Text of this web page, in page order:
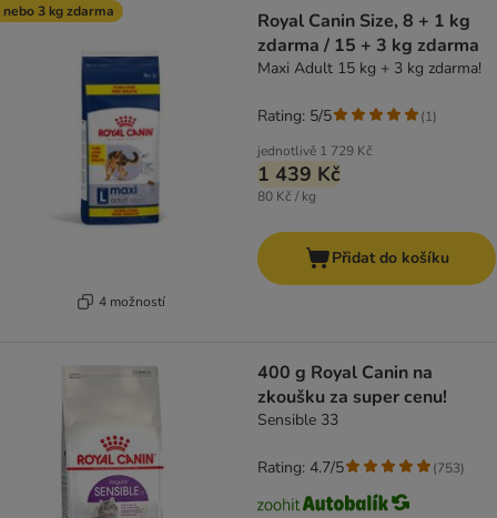
nebo 3 kg zdarma
4 možností
Royal Canin Size, 8 + 1 kg
zdarma / 15 + 3 kg zdarma
Maxi Adult 15 kg + 3 kg zdarma!
jednotlivě 1 729 Kč
1 439 Kč
80 Kč / kg
Rating: 5/5 (1)
Přidat do košíku
400 g Royal Canin na
zkoušku za super cenu!
Sensible 33
Rating: 4.7/5 (753)